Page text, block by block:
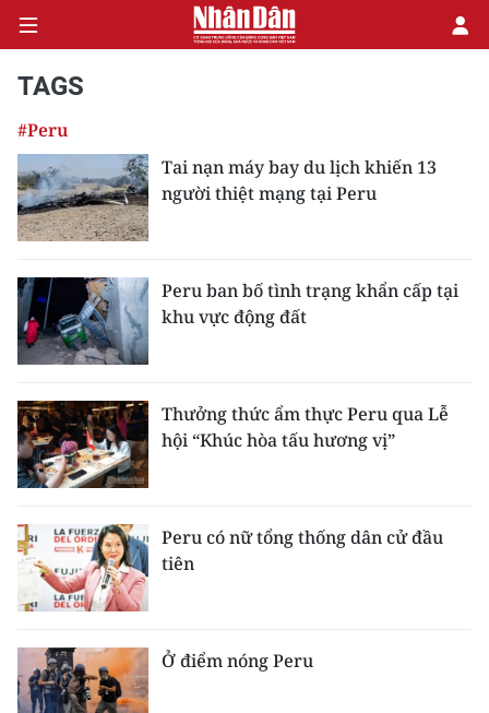
CHÍNH TRỊ
KINH TẾ
XÃ HỘI
PHÁP LUẬT
DU LỊCH
THẾ GIỚI
GIÁO DỤC
KHOA HỌC - CÔNG NGHỆ
TAGS
#Peru
Tai nạn máy bay du lịch khiến 13
người thiệt mạng tại Peru
Peru ban bố tình trạng khẩn cấp tại
khu vực động đất
Thưởng thức ẩm thực Peru qua Lễ
hội “Khúc hòa tấu hương vị”
Peru có nữ tổng thống dân cử đầu
tiên
Ở điểm nóng Peru